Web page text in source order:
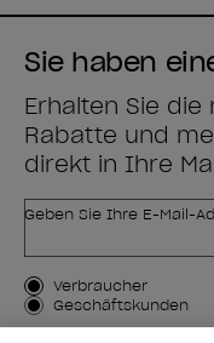
Sie haben
Erhalten Sie
Rabatte und
direkt in Ihre
Geben Sie Ihre E-Mail-
Kundenart
Verbraucher
Geschäftskunden